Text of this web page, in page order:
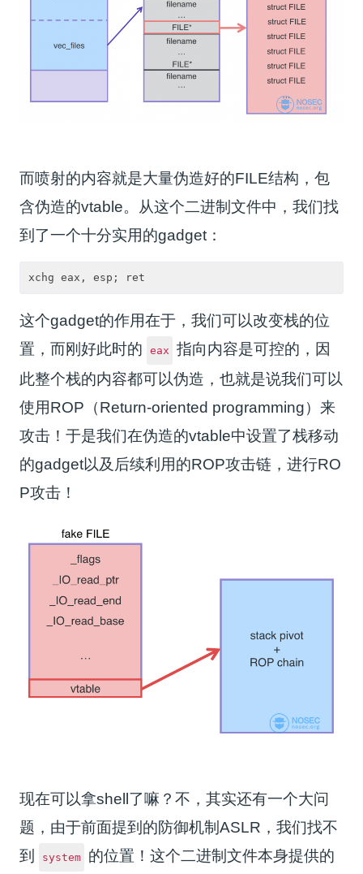
而喷射的内容就是大量伪造好的FILE结构，包
含伪造的vtable。从这个二进制文件中，我们找
到了一个十分实用的gadget：
这个gadget的作用在于，我们可以改变栈的位
置，而刚好此时的
eax
指向内容是可控的，因
此整个栈的内容都可以伪造，也就是说我们可以
使用ROP（Return-oriented programming）来
攻击！于是我们在伪造的vtable中设置了栈移动
的gadget以及后续利用的ROP攻击链，进行RO
P攻击！
现在可以拿shell了嘛？不，其实还有一个大问
题，由于前面提到的防御机制ASLR，我们找不
到
system 的位置！这个二进制文件本身提供的